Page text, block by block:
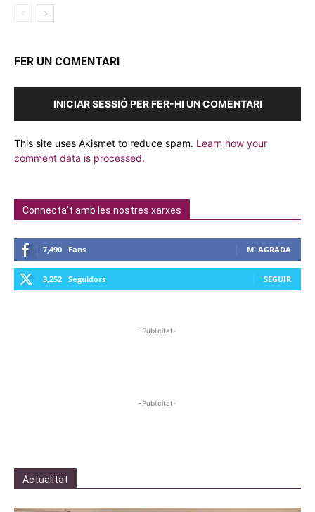
FER UN COMENTARI
INICIAR SESSIÓ PER FER-HI UN COMENTARI
This site uses Akismet to reduce spam. Learn how your
comment data is processed.
Connecta't amb les nostres xarxes
7,490 Fans M' AGRADA
3,252 Seguidors SEGUIR
-Publicitat-
-Publicitat-
Actualitat